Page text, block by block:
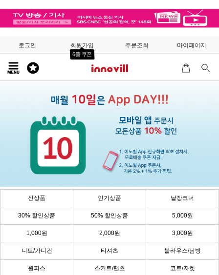
로그인 회원가입
6종 쿠폰
주문조회 마이페이지
신상품 인기상품 낱장코너
30% 할인상품 50% 할인상품 5,000원
1,000원 2,000원 3,000원
니트/가디건 티셔츠 블라우스/남방
원피스 스커트/팬츠 코트/자켓